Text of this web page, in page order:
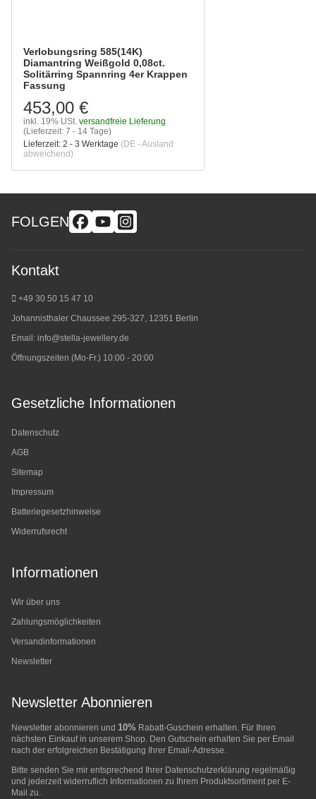
Verlobungsring 585(14K)
Diamantring Weißgold 0,08ct.
Solitärring Spannring 4er Krappen
Fassung
453,00 €
inkl. 19% USt. versandfreie Lieferung
(Lieferzeit: 7 - 14 Tage)
Lieferzeit: 2 - 3 Werktage (DE - Ausland
abweichend)
FOLGEN
Kontakt
+49 30 50 15 47 10
Johannisthaler Chaussee 295-327, 12351 Berlin
Email: info@stella-jewellery.de
Öffnungszeiten (Mo-Fr.) 10:00 - 20:00
Gesetzliche Informationen
Datenschutz
AGB
Sitemap
Impressum
Batteriegesetzhinweise
Widerrufsrecht
Informationen
Wir über uns
Zahlungsmöglichkeiten
Versandinformationen
Newsletter
Newsletter Abonnieren
Newsletter abonnieren und 10% Rabatt-Guschein erhalten. Für Ihren
nächsten Einkauf in unserem Shop. Den Gutschein erhalten Sie per Email
nach der erfolgreichen Bestätigung Ihrer Email-Adresse.
Bitte senden Sie mir entsprechend Ihrer Datenschutzerklärung regelmäßig
und jederzeit widerruflich Informationen zu Ihrem Produktsortiment per E-
Mail zu.